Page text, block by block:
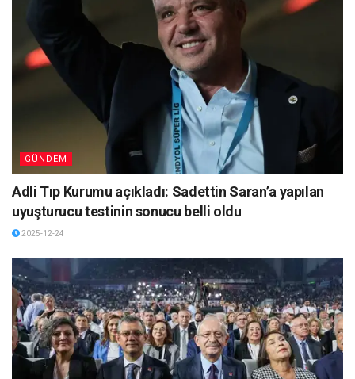
GÜNDEM
Adli Tıp Kurumu açıkladı: Sadettin Saran’a yapılan
uyuşturucu testinin sonucu belli oldu
2025-12-24